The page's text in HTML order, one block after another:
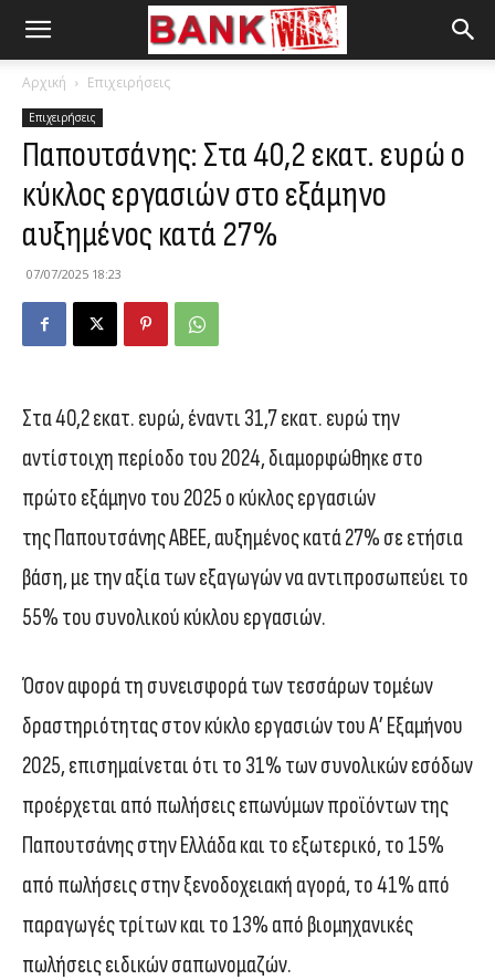
Αρχική Επιχειρήσεις
Επιχειρήσεις
Παπουτσάνης: Στα 40,2 εκατ. ευρώ ο
κύκλος εργασιών στο εξάμηνο
αυξημένος κατά 27%
07/07/2025 18:23
Στα 40,2 εκατ. ευρώ, έναντι 31,7 εκατ. ευρώ την
αντίστοιχη περίοδο του 2024, διαμορφώθηκε στο
πρώτο εξάμηνο του 2025 ο κύκλος εργασιών
της Παπουτσάνης ΑΒΕΕ, αυξημένος κατά 27% σε ετήσια
βάση, με την αξία των εξαγωγών να αντιπροσωπεύει το
55% του συνολικού κύκλου εργασιών.
Όσον αφορά τη συνεισφορά των τεσσάρων τομέων
δραστηριότητας στον κύκλο εργασιών του Α’ Εξαμήνου
2025, επισημαίνεται ότι το 31% των συνολικών εσόδων
προέρχεται από πωλήσεις επωνύμων προϊόντων της
Παπουτσάνης στην Ελλάδα και το εξωτερικό, το 15%
από πωλήσεις στην ξενοδοχειακή αγορά, το 41% από
παραγωγές τρίτων και το 13% από βιομηχανικές
πωλήσεις ειδικών σαπωνομαζών.